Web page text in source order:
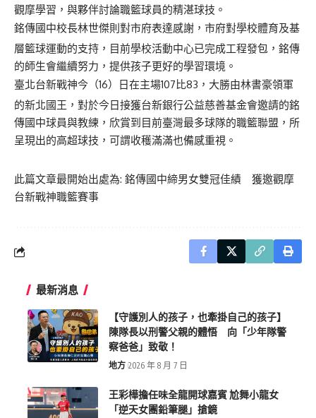
觀摩學習，與夥伴討論職籃球員的精湛球技。
銘傳國中校長林世傑則對市府表達感謝，市府對學校體育及基
層籃球運動的支持，目前學校活動中心已完成工程發包，銘傳
的師生會繼續努力，提供孩子更好的學習環境。
臺北台新戰神今（16）日在主場107比83，大勝由林書豪領軍
的新北國王，對於今日接獲台新銀行公益慈善基金會邀請的銘
傳國中球員與教練，欣賞到目前臺灣最多球隊的職籃聯盟，所
呈現出的高超球技，可謂收穫滿滿也備感重視。
此篇文章最開始出處為: 銘傳國中締男女雙冠佳績 獲邀觀摩
台新戰神職籃賽事
最新消息
【守護別人的孩子，也牽掛自己的孩子】
陳隊長以刑警父親的體悟 向「少年隊警
察爸爸」致敬！
地方 2026 年 8 月 7 日
王彩樺擔任味全龍開球嘉賓 尬舞小龍女
「逆天女團鉛筆腿」搶鏡